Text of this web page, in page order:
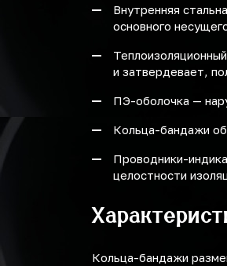
Внутренняя
основного
и затвердевает,
ПЭ-оболочка —
Кольца-бандажи
Проводники-
целостности
Кольца-бандажи